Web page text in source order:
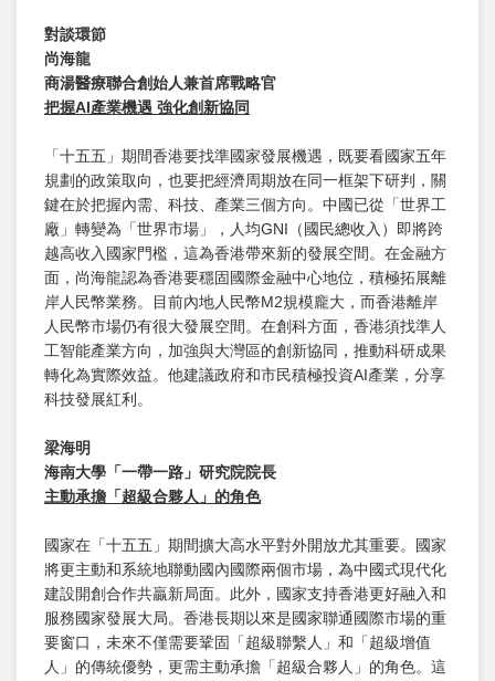
對談環節
尚海龍
商湯醫療聯合創始人兼首席戰略官
把握AI產業機遇 強化創新協同
「十五五」期間香港要找準國家發展機遇，既要看國家五年
規劃的政策取向，也要把經濟周期放在同一框架下研判，關
鍵在於把握內需、科技、產業三個方向。中國已從「世界工
廠」轉變為「世界市場」，人均GNI（國民總收入）即將跨
越高收入國家門檻，這為香港帶來新的發展空間。在金融方
面，尚海龍認為香港要穩固國際金融中心地位，積極拓展離
岸人民幣業務。目前內地人民幣M2規模龐大，而香港離岸
人民幣市場仍有很大發展空間。在創科方面，香港須找準人
工智能產業方向，加強與大灣區的創新協同 ， 推動科研成果
轉化為實際效益。他建議政府和市民積極投資AI產業，分享
科技發展紅利。
梁海明
海南大學「一帶一路」研究院院長
主動承擔「超級合夥人」的角色
國家在「十五五」期間擴大高水平對外開放尤其重要。國家
將更主動和系統地聯動國內國際兩個市場，為中國式現代化
建設開創合作共贏新局面。此外，國家支持香港更好融入和
服務國家發展大局。香港長期以來是國家聯通國際市場的重
要窗口，未來不僅需要鞏固「超級聯繫人」和「超級增值
人」的傳統優勢，更需主動承擔「超級合夥人」的角色。這